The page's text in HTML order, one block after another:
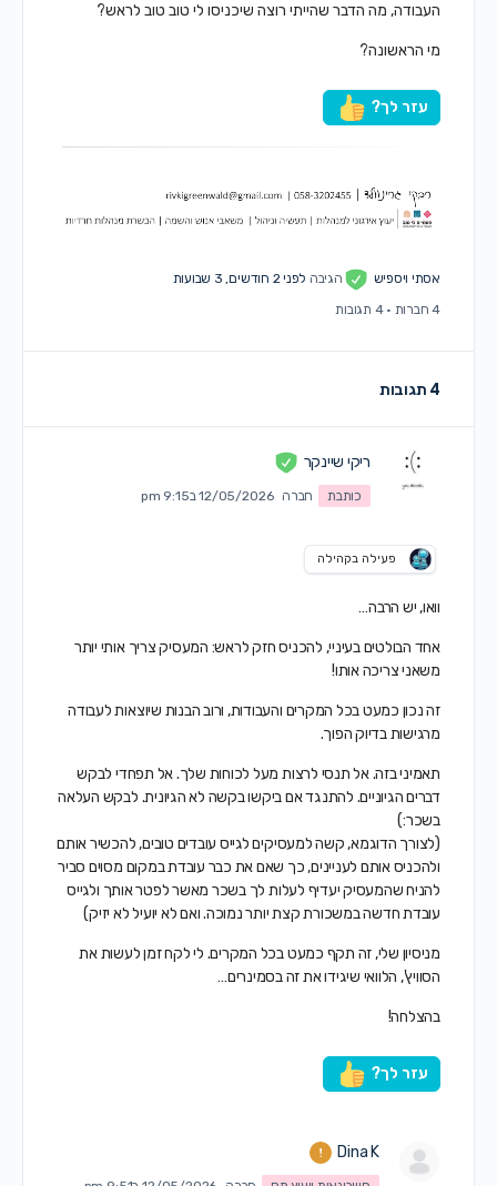
העבודה, מה הדבר שהייתי רוצה שיכניסו לי טוב טוב לראש?
מי הראשונה?
עזר לך?
אסתי ויספיש הגיבהלפני 2 חודשים, 3 שבועות
4 חברות
· 4 תגובות
4 תגובות
ריקי שיינקר
כותבת חברה 12/05/2026 ב9:15 pm
פעילה בקהילה
וואו, יש הרבה…
אחד הבולטים בעיניי, להכניס חזק לראש: המעסיק צריך אותי יותר
משאני צריכה אותו!
זה נכון כמעט בכל המקרים והעבודות, ורוב הבנות שיוצאות לעבודה
מרגישות בדיוק הפוך.
תאמיני בזה. אל תנסי לרצות מעל לכוחות שלך. אל תפחדי לבקש
דברים הגיוניים. להתנגד אם ביקשו בקשה לא הגיונית. לבקש העלאה
בשכר:)
(לצורך הדוגמא, קשה למעסיקים לגייס עובדים טובים, להכשיר אותם
ולהכניס אותם לעניינים, כך שאם את כבר עובדת במקום מסוים סביר
להניח שהמעסיק יעדיף לעלות לך בשכר מאשר לפטר אותך ולגייס
עובדת חדשה במשכורת קצת יותר נמוכה. ואם לא יועיל לא יזיק)
מניסיון שלי, זה תקף כמעט בכל המקרים. לי לקח זמן לעשות את
הסוויץ', הלוואי שיגידו את זה בסמינרים…
בהצלחה!
עזר לך?
Dina K